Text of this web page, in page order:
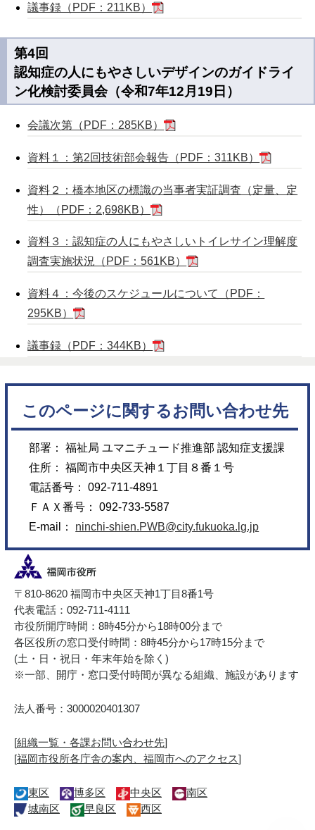
議事録（PDF：211KB）
第4回
認知症の人にもやさしいデザインのガイドライ
ン化検討委員会（令和7年12月19日）
会議次第（PDF：285KB）
資料１：第2回技術部会報告（PDF：311KB）
資料２：橋本地区の標識の当事者実証調査（定量、定
性）（PDF：2,698KB）
資料３：認知症の人にもやさしいトイレサイン理解度
調査実施状況（PDF：561KB）
資料４：今後のスケジュールについて（PDF：
295KB）
議事録（PDF：344KB）
このページに関するお問い合わせ先
部署： 福祉局 ユマニチュード推進部 認知症支援課
住所： 福岡市中央区天神１丁目８番１号
電話番号： 092-711-4891
ＦＡＸ番号： 092-733-5587
E-mail： ninchi-shien.PWB@city.fukuoka.lg.jp
〒810-8620 福岡市中央区天神1丁目8番1号
代表電話：092-711-4111
市役所開庁時間：8時45分から18時00分まで
各区役所の窓口受付時間：8時45分から17時15分まで
(土・日・祝日・年末年始を除く)
※一部、開庁・窓口受付時間が異なる組織、施設があります
法人番号：3000020401307
[組織一覧・各課お問い合わせ先]
[福岡市役所各庁舎の案内、福岡市へのアクセス]
東区 博多区 中央区
南区
城南区
早良区 西区